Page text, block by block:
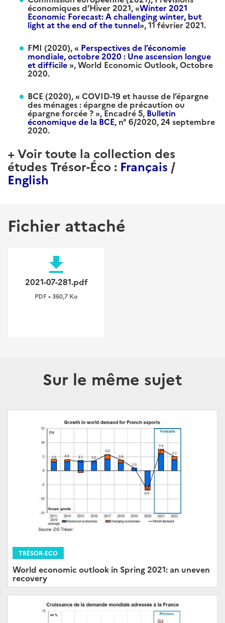
économiques d’Hiver 2021, «Winter 2021
Economic Forecast: A challenging winter, but
light at the end of the tunnel», 11 février 2021.
FMI (2020), « Perspectives de l’économie
mondiale, octobre 2020 : Une ascension longue
et difficile», World Economic Outlook, Octobre
2020.
BCE (2020), « COVID-19 et hausse de l’épargne
des ménages : épargne de précaution ou
épargne forcée ? », Encadré 5, Bulletin
économique de la BCE, n° 6/2020, 24 septembre
2020.
+ Voir toute la collection des
études Trésor-Éco : Français /
English
Fichier attaché
file_download
2021-07-281.pdf
PDF • 360,7 Ko
Sur le même sujet
TRÉSOR-ECO
World economic outlook in Spring 2021: an uneven
recovery